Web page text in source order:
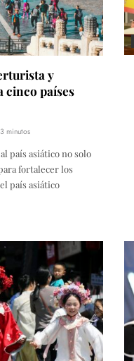
y
cinco países
3 minutos
país asiático no solo
fortalecer los
país asiático